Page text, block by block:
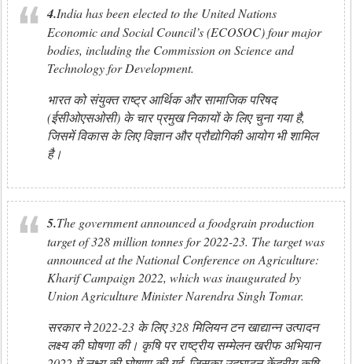
4.India has been elected to the United Nations
Economic and Social Council’s (ECOSOC) four major
bodies, including the Commission on Science and
Technology for Development.
भारत को संयुक्त राष्ट्र आर्थिक और सामाजिक परिषद
(ईसीओएसओसी) के चार प्रमुख निकायों के लिए चुना गया है,
जिसमें विकास के लिए विज्ञान और प्रौद्योगिकी आयोग भी शामिल
है।
5.The government announced a foodgrain production
target of 328 million tonnes for 2022-23. The target was
announced at the National Conference on Agriculture:
Kharif Campaign 2022, which was inaugurated by
Union Agriculture Minister Narendra Singh Tomar.
सरकार ने 2022-23 के लिए 328 मिलियन टन खाद्यान्न उत्पादन
लक्ष्य की घोषणा की। कृषि पर राष्ट्रीय सम्मेलन खरीफ अभियान